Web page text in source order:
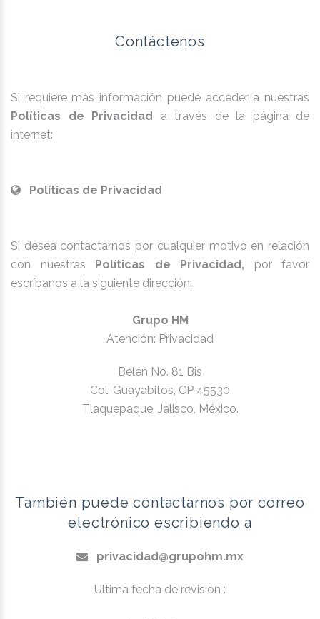
Contáctenos
Si requiere más información puede acceder a nuestras
Políticas de Privacidad
a través de la página de
internet:
Políticas de Privacidad
Si desea contactarnos por cualquier motivo en relación
con nuestras
Políticas de Privacidad, por favor
escríbanos a la siguiente dirección:
Grupo HM
Atención: Privacidad
Belén No. 81 Bis
Col. Guayabitos, CP 45530
Tlaquepaque, Jalisco, México.
También puede contactarnos por correo
electrónico escribiendo a
privacidad@grupohm.mx
Ultima fecha de revisión :